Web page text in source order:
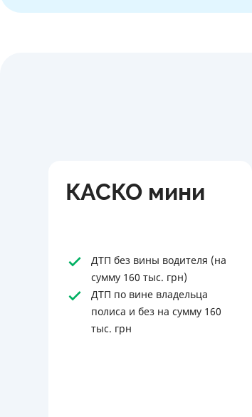
КАСКО мини
ДТП без вины водителя (на
сумму 160 тыс. грн)
ДТП по вине владельца
полиса и без на сумму 160
тыс. грн